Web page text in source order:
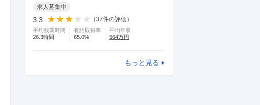
求人募集中
3.3 （37件の評価）
平均残業時間
26.3時間
有給取得率
65.0%
平均年収
564万円
もっと見る